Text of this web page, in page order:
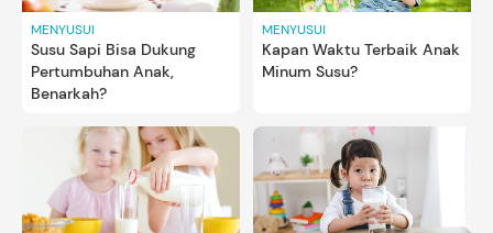
MENYUSUI
Susu Sapi Bisa Dukung
Pertumbuhan Anak,
Benarkah?
MENYUSUI
Kapan Waktu Terbaik Anak
Minum Susu?